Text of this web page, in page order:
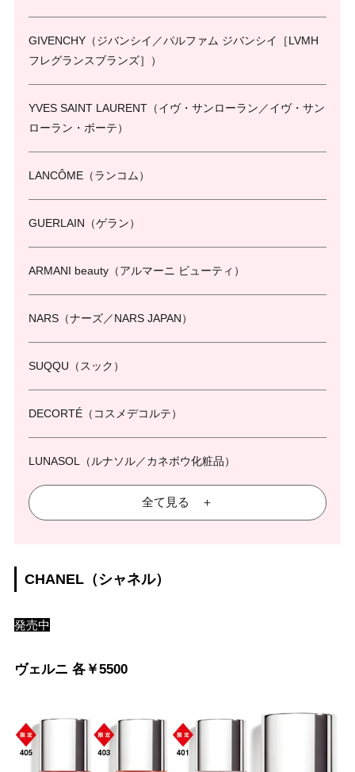
GIVENCHY（ジバンシイ／パルファム ジバンシイ［LVMH
フレグランスブランズ］）
YVES SAINT LAURENT（イヴ・サンローラン／イヴ・サン
ローラン・ボーテ）
LANCÔME（ランコム）
GUERLAIN（ゲラン）
ARMANI beauty（アルマーニ ビューティ）
NARS（ナーズ／NARS JAPAN）
SUQQU（スック）
DECORTÉ（コスメデコルテ）
LUNASOL（ルナソル／カネボウ化粧品）
全て見る ＋
CHANEL（シャネル）
発売中
ヴェルニ 各￥5500